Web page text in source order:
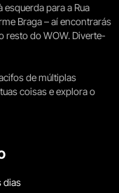
esquerda para a Rua
Braga – aí encontrarás
resto do WOW. Diverte-
de múltiplas
coisas e explora o
dias